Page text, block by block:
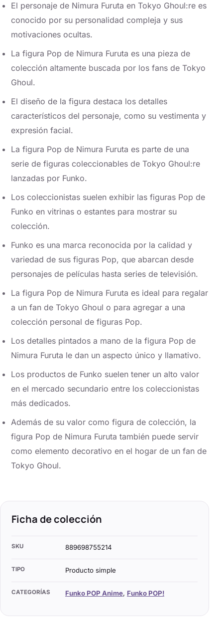
El personaje de Nimura Furuta en Tokyo Ghoul:re es
conocido por su personalidad compleja y sus
motivaciones ocultas.
La figura Pop de Nimura Furuta es una pieza de
colección altamente buscada por los fans de Tokyo
Ghoul.
El diseño de la figura destaca los detalles
característicos del personaje, como su vestimenta y
expresión facial.
La figura Pop de Nimura Furuta es parte de una
serie de figuras coleccionables de Tokyo Ghoul:re
lanzadas por Funko.
Los coleccionistas suelen exhibir las figuras Pop de
Funko en vitrinas o estantes para mostrar su
colección.
Funko es una marca reconocida por la calidad y
variedad de sus figuras Pop, que abarcan desde
personajes de películas hasta series de televisión.
La figura Pop de Nimura Furuta es ideal para regalar
a un fan de Tokyo Ghoul o para agregar a una
colección personal de figuras Pop.
Los detalles pintados a mano de la figura Pop de
Nimura Furuta le dan un aspecto único y llamativo.
Los productos de Funko suelen tener un alto valor
en el mercado secundario entre los coleccionistas
más dedicados.
Además de su valor como figura de colección, la
figura Pop de Nimura Furuta también puede servir
como elemento decorativo en el hogar de un fan de
Tokyo Ghoul.
Ficha de colección
SKU 889698755214
TIPO Producto simple
CATEGORÍAS Funko POP Anime, Funko POP!